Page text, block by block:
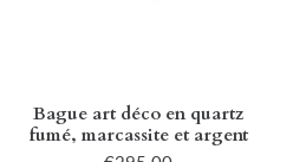
Bague art déco en quartz
fumé, marcassite et argent